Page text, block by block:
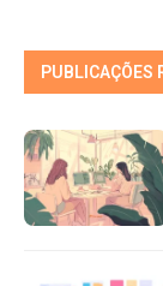
PUBLICAÇÕES